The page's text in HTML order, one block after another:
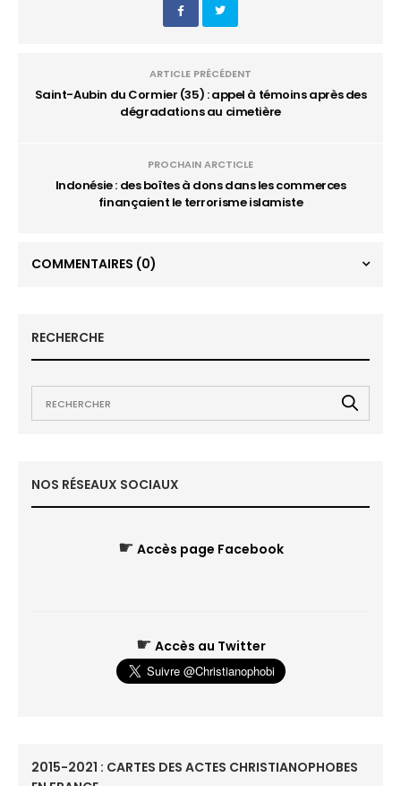
ARTICLE PRÉCÉDENT
Saint-Aubin du Cormier (35) : appel à témoins après des
dégradations au cimetière
PROCHAIN ARCTICLE
Indonésie : des boîtes à dons dans les commerces
finançaient le terrorisme islamiste
COMMENTAIRES (0)
RECHERCHE
NOS RÉSEAUX SOCIAUX
☛ Accès page Facebook
☛ Accès au Twitter
2015-2021 : CARTES DES ACTES CHRISTIANOPHOBES